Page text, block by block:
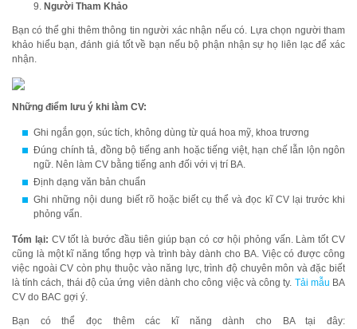
Người Tham Khảo
Bạn có thể ghi thêm thông tin người xác nhận nếu có. Lựa chọn người tham
khảo hiểu bạn, đánh giá tốt về bạn nếu bộ phận nhận sự họ liên lạc để xác
nhận.
Những điểm lưu ý khi làm CV:
Ghi ngắn gọn, súc tích, không dùng từ quá hoa mỹ, khoa trương
Đúng chính tả, đồng bộ tiếng anh hoặc tiếng việt, hạn chế lẫn lộn ngôn
ngữ. Nên làm CV bằng tiếng anh đối với vị trí BA.
Định dạng văn bản chuẩn
Ghi những nội dung biết rõ hoặc biết cụ thể và đọc kĩ CV lại trước khi
phỏng vấn.
Tóm lại: CV tốt là bước đầu tiên giúp bạn có cơ hội phỏng vấn. Làm tốt CV
cũng là một kĩ năng tổng hợp và trình bày dành cho BA. Việc có được công
việc ngoài CV còn phụ thuộc vào năng lực, trình độ chuyên môn và đặc biết
là tính cách, thái độ của ứng viên dành cho công việc và công ty. Tải mẫu BA
CV do BAC gợi ý.
Bạn có thể đọc thêm các kĩ năng dành cho BA tại đây: